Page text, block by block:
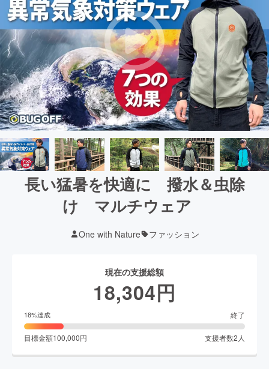
長い猛暑を快適に 撥水＆虫除
け マルチウェア
One with Nature ファッション
現在の支援総額
18,304円
18%達成 終了
目標金額100,000円 支援者数2 人